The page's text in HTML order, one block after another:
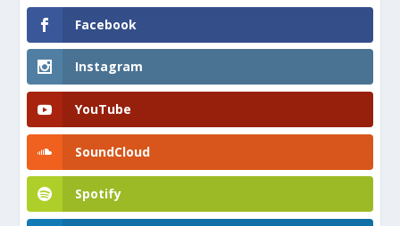
Facebook
Instagram
YouTube
SoundCloud
Spotify